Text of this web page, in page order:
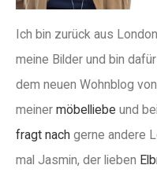
Ich bin zurück aus
meine Bilder und bin
dem neuen Wohnblog
meiner möbelliebe und
fragt nach gerne andere
mal Jasmin, der lieben